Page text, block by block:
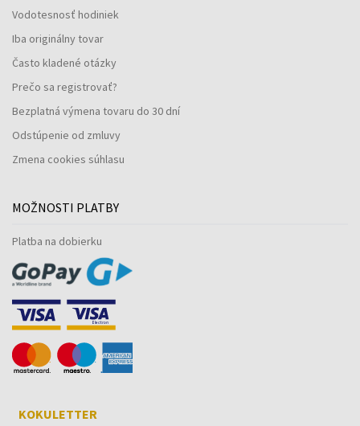
Vodotesnosť hodiniek
Iba originálny tovar
Často kladené otázky
Prečo sa registrovať?
Bezplatná výmena tovaru do 30 dní
Odstúpenie od zmluvy
Zmena cookies súhlasu
MOŽNOSTI PLATBY
Platba na dobierku
KOKULETTER